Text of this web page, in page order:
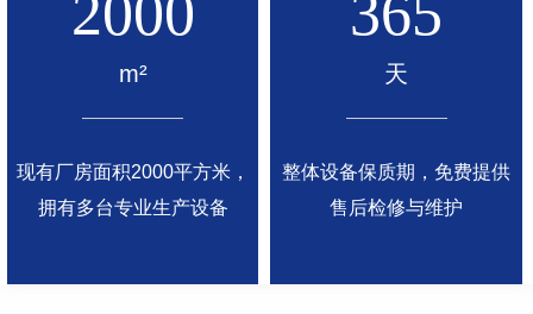
m²
现有厂房面积2000平方米，
拥有多台专业生产设备
天
整体设备保质期，免费提供
售后检修与维护